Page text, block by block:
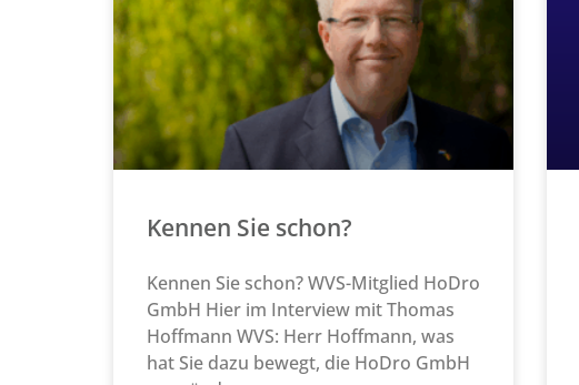
Kennen Sie schon?
Kennen Sie schon? WVS-Mitglied HoDro
GmbH Hier im Interview mit Thomas
Hoffmann WVS: Herr Hoffmann, was
hat Sie dazu bewegt, die HoDro GmbH